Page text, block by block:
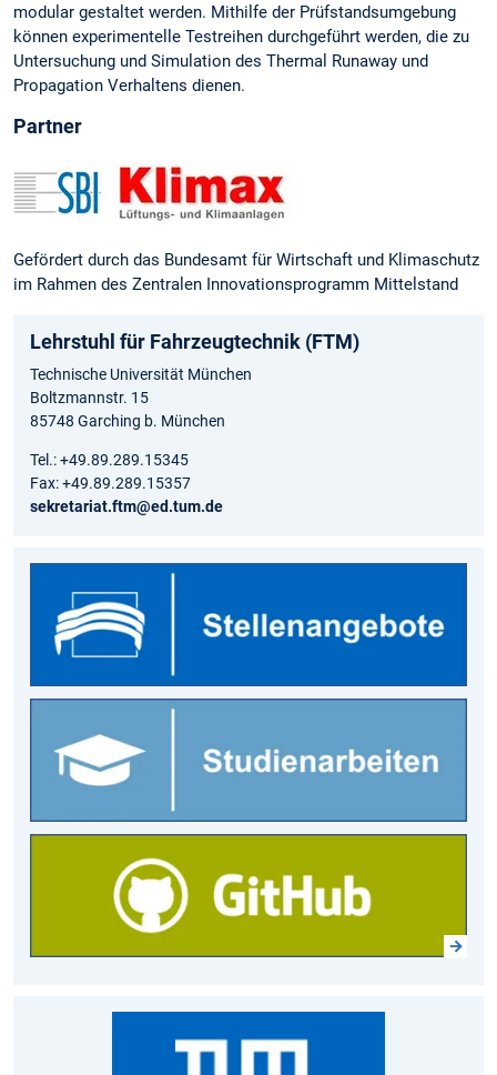
modular gestaltet werden. Mithilfe der Prüfstandsumgebung
können experimentelle Testreihen durchgeführt werden, die zu
Untersuchung und Simulation des Thermal Runaway und
Propagation Verhaltens dienen.
Partner
Gefördert durch das Bundesamt für Wirtschaft und Klimaschutz
im Rahmen des Zentralen Innovationsprogramm Mittelstand
Lehrstuhl für Fahrzeugtechnik (FTM)
Technische Universität München
Boltzmannstr. 15
85748 Garching b. München
Tel.: +49.89.289.15345
Fax: +49.89.289.15357
sekretariat.ftm@ed.tum.de